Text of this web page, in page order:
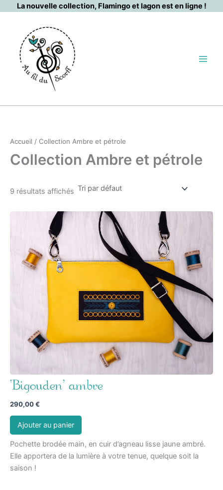
La nouvelle collection, Flamingo et lagon est en ligne !
Accueil / Collection Ambre et pétrole
Collection Ambre et pétrole
9 résultats affichés
‘Bigouden’ ambre
290,00€
Ajouter au panier
Pochette brodée main, en cuir d’agneau lisse jaune ambré.
Elle apportera de la lumière à votre tenue, quelque soit la
saison !